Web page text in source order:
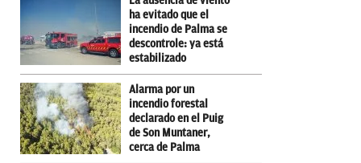
ha evitado que el
incendio de Palma se
descontrole: ya está
estabilizado
Alarma por un
incendio forestal
declarado en el Puig
de Son Muntaner,
cerca de Palma